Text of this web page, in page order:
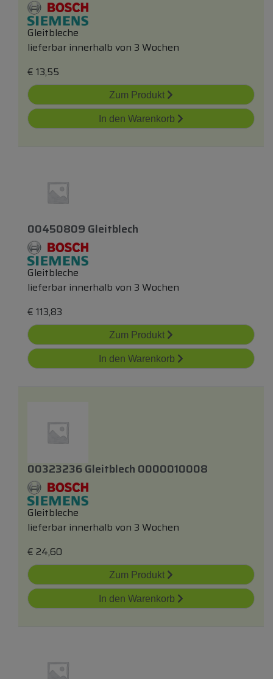
Gleitbleche
lieferbar innerhalb von 3 Wochen
€ 13,55
Zum Produkt
In den Warenkorb
00450809 Gleitblech
Gleitbleche
lieferbar innerhalb von 3 Wochen
€ 113,83
Zum Produkt
In den Warenkorb
00323236 Gleitblech 0000010008
Gleitbleche
lieferbar innerhalb von 3 Wochen
€ 24,60
Zum Produkt
In den Warenkorb